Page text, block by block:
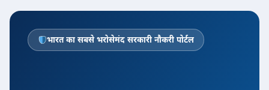
भारत का सबसे भरोसेमंद सरकारी नौकरी पोर्टल